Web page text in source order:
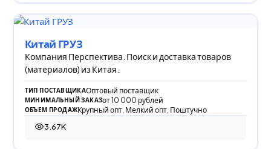
Китай ГРУЗ
Компания Перспектива. Поиск и доставка товаров
(материалов) из Китая.
ТИП ПОСТАВЩИКАОптовый поставщик
МИНИМАЛЬНЫЙ ЗАКАЗот 10 000 рублей
ОБЪЕМ ПРОДАЖКрупный опт, Мелкий опт, Поштучно
3.67K
3 669 просмотров